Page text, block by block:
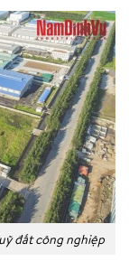
đất công nghiệp